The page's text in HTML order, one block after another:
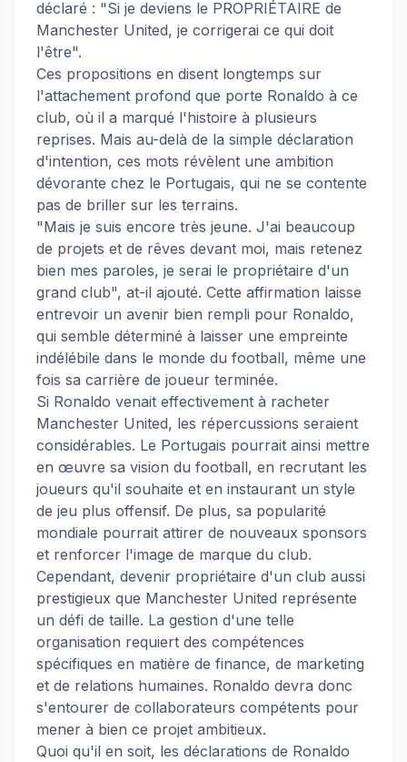
déclaré : "Si je deviens le PROPRIÉTAIRE de
Manchester United, je corrigerai ce qui doit
l'être".
Ces propositions en disent longtemps sur
l'attachement profond que porte Ronaldo à ce
club, où il a marqué l'histoire à plusieurs
reprises. Mais au-delà de la simple déclaration
d'intention, ces mots révèlent une ambition
dévorante chez le Portugais, qui ne se contente
pas de briller sur les terrains.
"Mais je suis encore très jeune. J'ai beaucoup
de projets et de rêves devant moi, mais retenez
bien mes paroles, je serai le propriétaire d'un
grand club", at-il ajouté. Cette affirmation laisse
entrevoir un avenir bien rempli pour Ronaldo,
qui semble déterminé à laisser une empreinte
indélébile dans le monde du football, même une
fois sa carrière de joueur terminée.
Si Ronaldo venait effectivement à racheter
Manchester United, les répercussions seraient
considérables. Le Portugais pourrait ainsi mettre
en œuvre sa vision du football, en recrutant les
joueurs qu'il souhaite et en instaurant un style
de jeu plus offensif. De plus, sa popularité
mondiale pourrait attirer de nouveaux sponsors
et renforcer l'image de marque du club.
Cependant, devenir propriétaire d'un club aussi
prestigieux que Manchester United représente
un défi de taille. La gestion d'une telle
organisation requiert des compétences
spécifiques en matière de finance, de marketing
et de relations humaines. Ronaldo devra donc
s'entourer de collaborateurs compétents pour
mener à bien ce projet ambitieux.
Quoi qu'il en soit, les déclarations de Ronaldo